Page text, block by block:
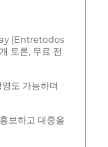
(Entretodos
토론, 무료 전
도 가능하며
보하고 대중을